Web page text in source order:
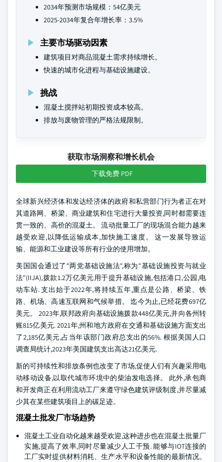
2034年预测市场规模：54亿美元
2025-2034年复合年增长率：3.5%
主要市场驱动因素
建筑项目对商品混凝土需求持续增长。
快速的城市化进程与基础设施建设。
挑战
混凝土搅拌站初期投资成本较高。
排放与废物管理的严格法规限制。
获取市场洞察和增长机会
下载免费 PDF
全球新兴经济体和发达经济体的政府和私营部门行为者正在对
其道路网、桥梁、商业建筑和住宅进行大量投资,同时都需要连
贯一致的、高价的混凝土。 流动批量工厂的现场混合能力越来
越受欢迎,以降低运输成本,加快施工速度。 这一发展导致运
输、能源和工业建设等所有行业的使用增加。
美国国会通过了"两党基础设施法",称为"基础设施投资与就业
法"(IIJA),拨款1.2万亿美元用于提升基础设施,包括港口,公园,电
动车站. 支出始于2022年,将持续五年,重点是公路、桥梁、铁
路、机场、高速互联网和气候举措。 迄今为止,已经花费697亿
美元。 2023年,联邦政府向基础设施拨款448亿美元,并向各州转
账815亿美元. 2021年,州和地方政府在交通和基础设施方面支出
了2,185亿美元,占当年该部门政府总支出的56%. 根据美国人口
调查局统计,2023年美国建筑支出高达21亿美元.
新的可持续性和排放条例也改变了市场,促使人们有兴趣采用电
动移动设备,以取代城市环境中的柴油发电选择。 此外,承包商
和开发商正在利用流动工厂来遵守绿色建筑评级制度,并尽量减
少其在某些建筑项目上的碳足迹。
混凝土批发厂市场趋势
混凝土工业自动化越来越受欢迎,这种进步也在混凝土批量厂
实施,提高了效率,同时尽量减少人工干预. 能够与IOT连接的
工厂实时提供材料消耗、生产水平和设备性能的最新情况。